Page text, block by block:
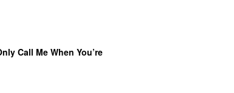
Call Me When You’re